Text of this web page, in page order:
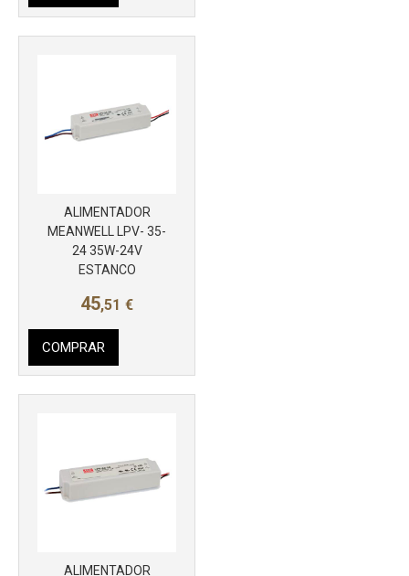
ALIMENTADOR
MEANWELL LPV- 35-
24 35W-24V
ESTANCO
45,51 €
COMPRAR
ALIMENTADOR